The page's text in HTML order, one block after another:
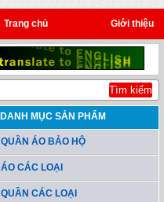
Trang chủ Giới thiệu
DANH MỤC SẢN PHẨM
QUẦN ÁO BẢO HỘ
ÁO CÁC LOẠI
QUẦN CÁC LOẠI